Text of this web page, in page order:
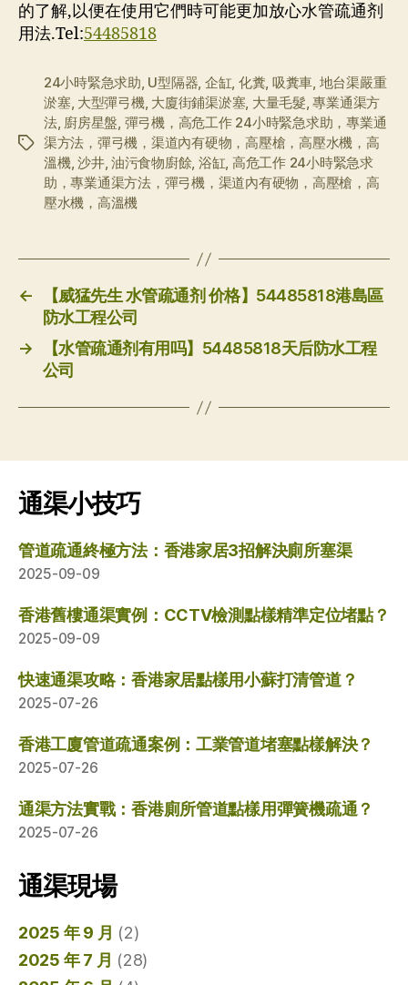
的了解,以便在使用它們時可能更加放心水管疏通剂
用法.Tel:54485818
标
24小時緊急求助, U型隔器, 企缸, 化糞, 吸糞車, 地台渠嚴重
淤塞, 大型彈弓機, 大廈街鋪渠淤塞, 大量毛髮,專業通渠方
法, 廚房星盤, 彈弓機，高危工作 24小時緊急求助，專業通
渠方法，彈弓機，渠道內有硬物，高壓槍，高壓水機，高
溫機, 沙井, 油污食物廚餘, 浴缸, 高危工作 24小時緊急求
助，專業通渠方法，彈弓機，渠道內有硬物，高壓槍，高
壓水機，高溫機
←
【威猛先生 水管疏通剂 价格】54485818港島區
防水工程公司
→
【水管疏通剂有用吗】54485818天后防水工程
公司
通渠小技巧
管道疏通終極方法：香港家居3招解決廁所塞渠
2025-09-09
香港舊樓通渠實例：CCTV檢測點樣精準定位堵點？
2025-09-09
快速通渠攻略：香港家居點樣用小蘇打清管道？
2025-07-26
香港工廈管道疏通案例：工業管道堵塞點樣解決？
2025-07-26
通渠方法實戰：香港廁所管道點樣用彈簧機疏通？
2025-07-26
通渠現場
2025 年 9 月 (2)
2025 年 7 月 (28)